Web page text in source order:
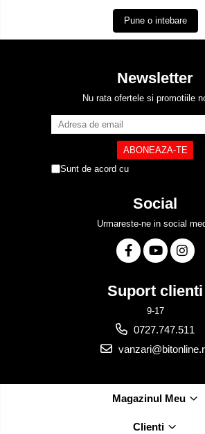
Pune o intebare
Newsletter
Nu rata ofertele si promotiile
Sunt de acord cu
Social
Urmareste-ne in social
Suport clienti
9-17
0727.747.511
Magazinul Meu
Clienti